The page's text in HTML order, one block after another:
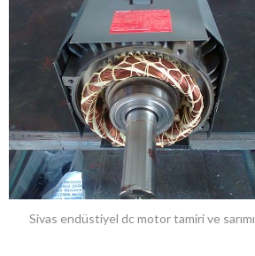
Sivas endüstiyel dc motor tamiri ve sarımı